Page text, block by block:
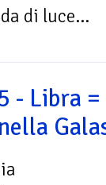
di luce...
- Libra =